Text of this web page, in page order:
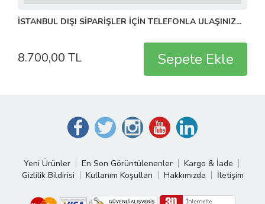
İSTANBUL DIŞI SİPARİŞLER İÇİN TELEFONLA ULAŞINIZ...
8.700,00 TL
Yeni Ürünler En Son Görüntülenenler
Kargo & İade
Gizlilik Bildirisi
Kullanım Koşulları Hakkımızda İletişim